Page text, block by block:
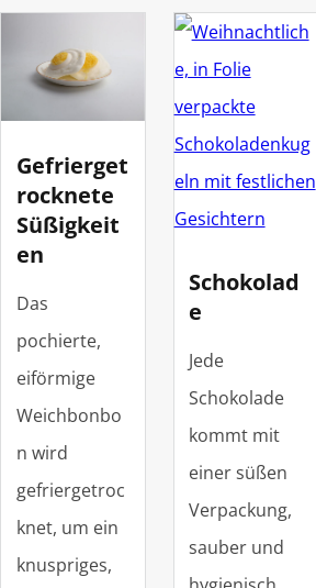
Gefrierget
rocknete
Süßigkeit
en
Das
pochierte,
eiförmige
Weichbonbo
n wird
gefriergetroc
knet, um ein
knuspriges,
Schokolad
e
Jede
Schokolade
kommt mit
einer süßen
Verpackung,
sauber und